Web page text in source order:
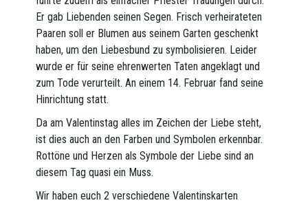
Er gab Liebenden seinen Segen. Frisch verheirateten
Paaren soll er Blumen aus seinem Garten geschenkt
haben, um den Liebesbund zu symbolisieren. Leider
wurde er für seine ehrenwerten Taten angeklagt und
zum Tode verurteilt. An einem 14. Februar fand seine
Hinrichtung statt.
Da am Valentinstag alles im Zeichen der Liebe steht,
ist dies auch an den Farben und Symbolen erkennbar.
Rottöne und Herzen als Symbole der Liebe sind an
diesem Tag quasi ein Muss.
Wir haben euch 2 verschiedene Valentinskarten